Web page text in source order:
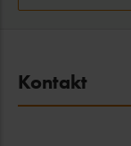
Kontakt